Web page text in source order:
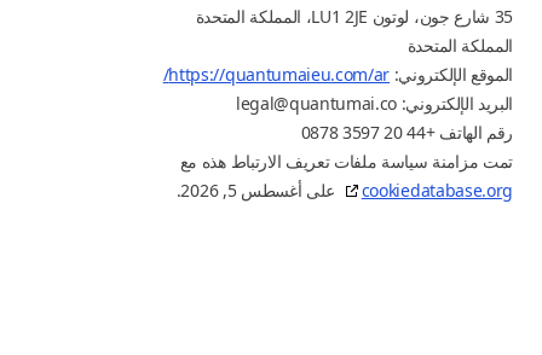
35 شارع جون، لوتون LU1 2JE، المملكة المتحدة
المملكة المتحدة
الموقع الإلكتروني: https://quantumaieu.com/ar/
البريد الإلكتروني: legal@quantumai.co
رقم الهاتف +44 20 3597 0878
تمت مزامنة سياسة ملفات تعريف الارتباط هذه مع
cookiedatabase.org
على أغسطس 5, 2026.